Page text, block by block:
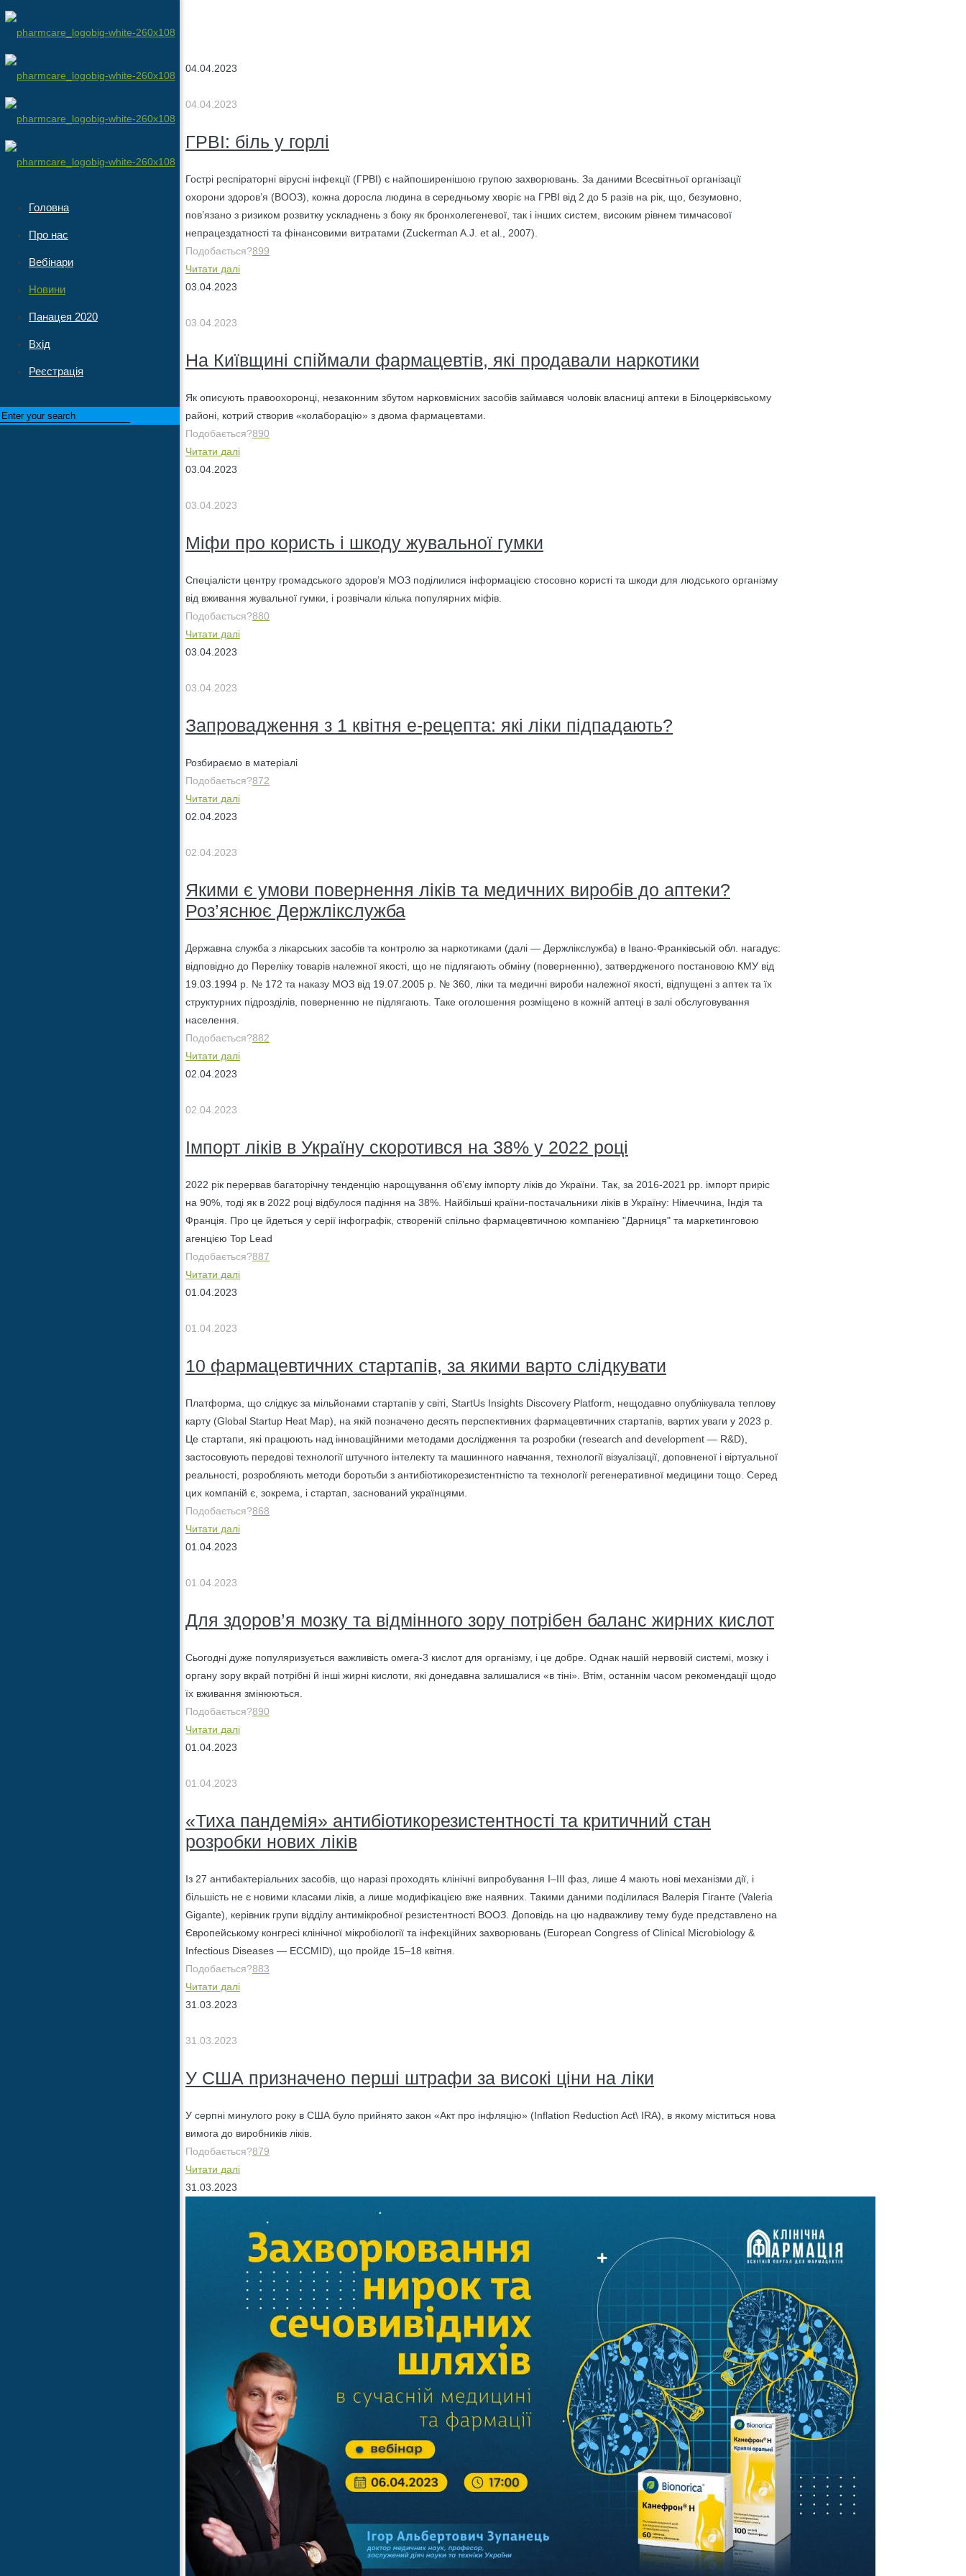
Головна
Про нас
Вебінари
Новини
Панацея 2020
Вхід
Реєстрація
04.04.2023
04.04.2023
ГРВІ: біль у горлі
Гострі респіраторні вірусні інфекції (ГРВІ) є найпоширенішою групою захворювань. За даними Всесвітньої організації
охорони здоров’я (ВООЗ), кожна доросла людина в середньому хворіє на ГРВІ від 2 до 5 разів на рік, що, безумовно,
пов’язано з ризиком розвитку ускладнень з боку як бронхолегеневої, так і інших систем, високим рівнем тимчасової
непрацездатності та фінансовими витратами (Zuckerman A.J. et al., 2007).
Подобається?899
Читати далі
03.04.2023
03.04.2023
На Київщині спіймали фармацевтів, які продавали наркотики
Як описують правоохоронці, незаконним збутом нарковмісних засобів займався чоловік власниці аптеки в Білоцерківському
районі, котрий створив «колаборацію» з двома фармацевтами.
Подобається?890
Читати далі
03.04.2023
03.04.2023
Міфи про користь і шкоду жувальної гумки
Спеціалісти центру громадського здоров’я МОЗ поділилися інформацією стосовно користі та шкоди для людського організму
від вживання жувальної гумки, і розвічали кілька популярних міфів.
Подобається?880
Читати далі
03.04.2023
03.04.2023
Запровадження з 1 квітня е-рецепта: які ліки підпадають?
Розбираємо в матеріалі
Подобається?872
Читати далі
02.04.2023
02.04.2023
Якими є умови повернення ліків та медичних виробів до аптеки?
Роз’яснює Держлікслужба
Державна служба з лікарських засобів та контролю за наркотиками (далі — Держлікслужба) в Івано-Франківській обл. нагадує:
відповідно до Переліку товарів належної якості, що не підлягають обміну (поверненню), затвердженого постановою КМУ від
19.03.1994 р. № 172 та наказу МОЗ від 19.07.2005 р. № 360, ліки та медичні вироби належної якості, відпущені з аптек та їх
структурних підрозділів, поверненню не підлягають. Таке оголошення розміщено в кожній аптеці в залі обслуговування
населення.
Подобається?882
Читати далі
02.04.2023
02.04.2023
Імпорт ліків в Україну скоротився на 38% у 2022 році
2022 рік перервав багаторічну тенденцію нарощування об’єму імпорту ліків до України. Так, за 2016-2021 рр. імпорт приріс
на 90%, тоді як в 2022 році відбулося падіння на 38%. Найбільші країни-постачальники ліків в Україну: Німеччина, Індія та
Франція. Про це йдеться у серії інфографік, створеній спільно фармацевтичною компанією "Дарниця" та маркетинговою
агенцією Top Lead
Подобається?887
Читати далі
01.04.2023
01.04.2023
10 фармацевтичних стартапів, за якими варто слідкувати
Платформа, що слідкує за мільйонами стартапів у світі, StartUs Insights Discovery Platform, нещодавно опублікувала теп­лову
карту (Global Startup Heat Map), на якій позначено десять перспективних фармацевтичних стартапів, вартих уваги у 2023 р.
Це стартапи, які працюють над інноваційними методами дослідження та розробки (research and development — R&D),
застосовують передові технології штучного інтелекту та машинного навчання, технології візуалізації, доповненої і віртуальної
реальності, розробляють методи боротьби з антибіотикорезистентністю та технології регенеративної медицини тощо. Серед
цих компаній є, зокрема, і стартап, заснований українцями.
Подобається?868
Читати далі
01.04.2023
01.04.2023
Для здоров’я мозку та відмінного зору потрібен баланс жирних кислот
Сьогодні дуже популяризується важливість омега-3 кислот для організму, і це добре. Однак нашій нервовій системі, мозку і
органу зору вкрай потрібні й інші жирні кислоти, які донедавна залишалися «в тіні». Втім, останнім часом рекомендації щодо
їх вживання змінюються.
Подобається?890
Читати далі
01.04.2023
01.04.2023
«Тиха пандемія» антибіотикорезистентності та критичний стан
розробки нових ліків
Із 27 антибактеріальних засобів, що наразі проходять клінічні випробування I–III фаз, лише 4 мають нові механізми дії, і
більшість не є новими класами ліків, а лише модифікацією вже наявних. Такими даними поділилася Валерія Гіганте (Valeria
Gigante), керівник групи відділу антимікробної резистентності ВООЗ. Доповідь на цю надважливу тему буде представлено на
Європейському конгресі клінічної мікробіології та інфекційних захворювань (European Congress of Clinical Microbiology &
Infectious Diseases — ECCMID), що пройде 15–18 квітня.
Подобається?883
Читати далі
31.03.2023
31.03.2023
У США призначено перші штрафи за високі ціни на ліки
У серпні минулого року в США було прийнято закон «Акт про інфляцію» (Inflation Reduction Act\ IRA), в якому міститься нова
вимога до виробників ліків.
Подобається?879
Читати далі
31.03.2023